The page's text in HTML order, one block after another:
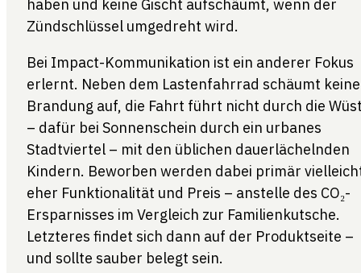
haben und keine Gischt aufschäumt, wenn der
Zündschlüssel umgedreht wird.
Bei Impact-Kommunikation ist ein anderer Fokus
erlernt. Neben dem Lastenfahrrad schäumt keine
Brandung auf, die Fahrt führt nicht durch die
– dafür bei Sonnenschein durch ein urbanes
Stadtviertel – mit den üblichen dauerlächelnden
Kindern. Beworben werden dabei primär
eher Funktionalität und Preis – anstelle des CO₂-
Ersparnisses im Vergleich zur Familienkutsche.
Letzteres findet sich dann auf der Produktseite –
und sollte sauber belegt sein.